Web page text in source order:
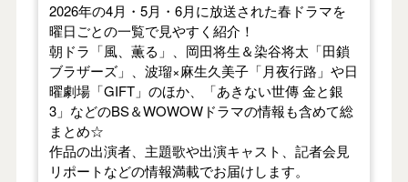
2026年の4月・5月・6月に放送された春ドラマを
曜日ごとの一覧で見やすく紹介！
朝ドラ「風、薫る」、岡田将生＆染谷将太「田鎖
ブラザーズ」、波瑠×麻生久美子「月夜行路」や日
曜劇場「GIFT」のほか、「あきない世傳 金と銀
3」などのBS＆WOWOWドラマの情報も含めて総
まとめ☆
作品の出演者、主題歌や出演キャスト、記者会見
リポートなどの情報満載でお届けします。